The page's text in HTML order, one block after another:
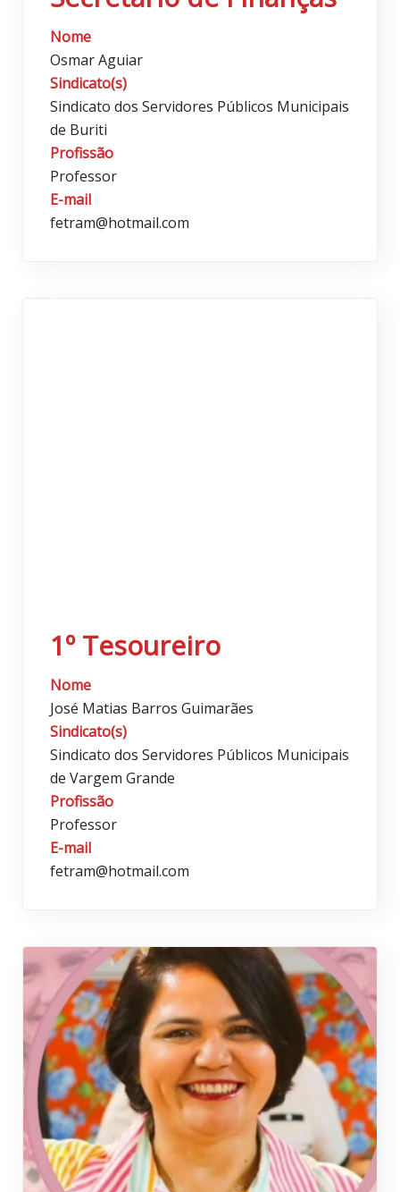
Nome
Osmar Aguiar
Sindicato(s)
Sindicato dos Servidores Públicos Municipais
de Buriti
Profissão
Professor
E-mail
fetram@hotmail.com
1º Tesoureiro
Nome
José Matias Barros Guimarães
Sindicato(s)
Sindicato dos Servidores Públicos Municipais
de Vargem Grande
Profissão
Professor
E-mail
fetram@hotmail.com